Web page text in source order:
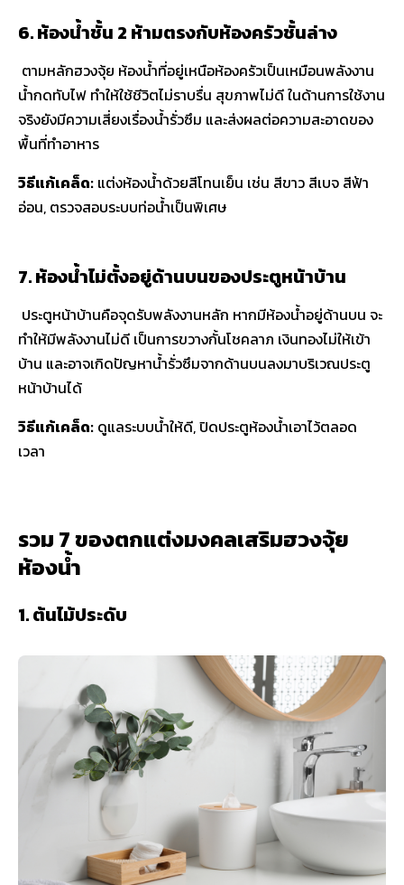
6. ห้องน้ำชั้น 2 ห้ามตรงกับห้องครัวชั้นล่าง
ตามหลักฮวงจุ้ย ห้องน้ำที่อยู่เหนือห้องครัวเป็นเหมือนพลังงาน
น้ำกดทับไฟ ทำให้ใช้ชีวิตไม่ราบรื่น สุขภาพไม่ดี ในด้านการใช้งาน
จริงยังมีความเสี่ยงเรื่องน้ำรั่วซึม และส่งผลต่อความสะอาดของ
พื้นที่ทำอาหาร
วิธีแก้เคล็ด: แต่งห้องน้ำด้วยสีโทนเย็น เช่น สีขาว สีเบจ สีฟ้า
อ่อน, ตรวจสอบระบบท่อน้ำเป็นพิเศษ
7. ห้องน้ำไม่ตั้งอยู่ด้านบนของประตูหน้าบ้าน
ประตูหน้าบ้านคือจุดรับพลังงานหลัก หากมีห้องน้ำอยู่ด้านบน จะ
ทำให้มีพลังงานไม่ดี เป็นการขวางกั้นโชคลาภ เงินทองไม่ให้เข้า
บ้าน และอาจเกิดปัญหาน้ำรั่วซึมจากด้านบนลงมาบริเวณประตู
หน้าบ้านได้
วิธีแก้เคล็ด: ดูแลระบบน้ำให้ดี, ปิดประตูห้องน้ำเอาไว้ตลอด
เวลา
รวม 7 ของตกแต่งมงคลเสริมฮวงจุ้ย
ห้องน้ำ
1. ต้นไม้ประดับ